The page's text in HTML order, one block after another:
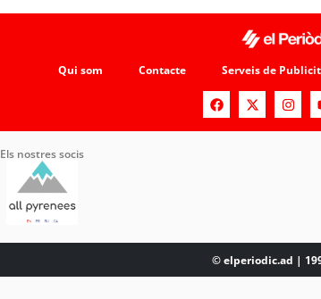
Qui som Contacte Serveis de
Els nostres socis
© elperiodic.ad |